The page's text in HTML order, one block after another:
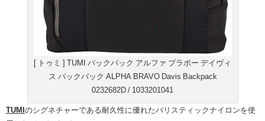
[ トゥミ ] TUMI バックパック アルファ ブラボー デイヴィ
ス バックパック ALPHA BRAVO Davis Backpack
0232682D / 1033201041
TUMI のシグネチャーである耐久性に優れたバリスティックナイロンを使